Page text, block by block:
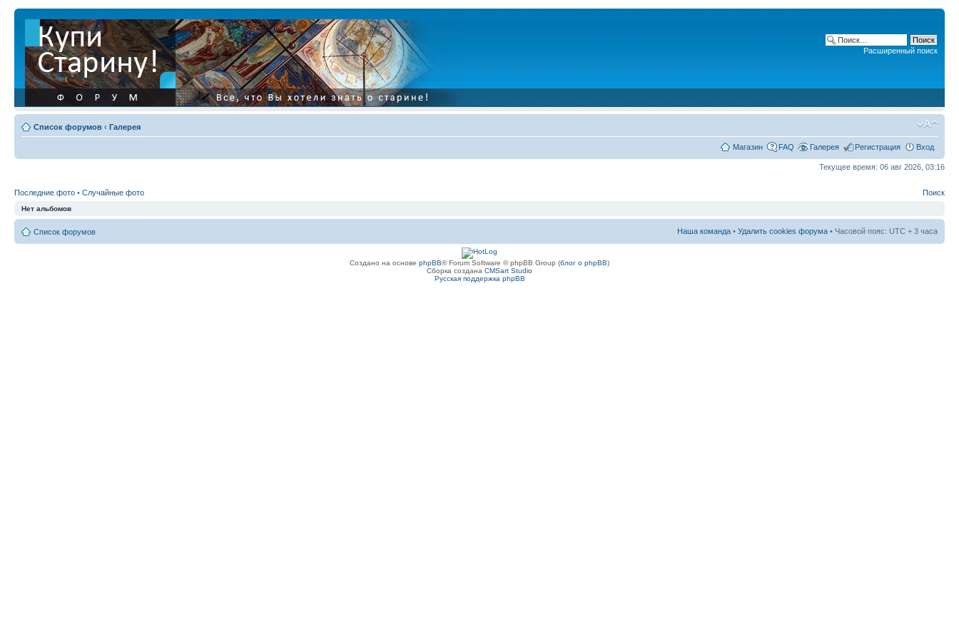
Расширенный поиск
Список форумов ‹ Галерея
Магазин FAQ Галерея Регистрация Вход
Текущее время: 06 авг 2026, 03:16
Последние фото • Случайные фото Поиск
Нет альбомов
Список форумов Наша команда • Удалить cookies форума • Часовой пояс: UTC + 3 часа
Создано на основе phpBB® Forum Software © phpBB Group (блог о phpBB)
Сборка создана CMSart Studio
Русская поддержка phpBB